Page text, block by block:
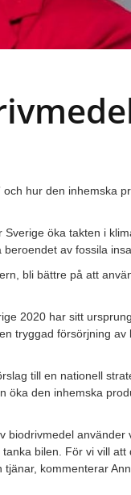
hur den inhemska
öka takten i
av fossila
bli bättre på att
2020 har sitt
tryggad försörjning av
till en nationell
öka den inhemska
biodrivmedel använder
bilen. För vi vill att
kommenterar